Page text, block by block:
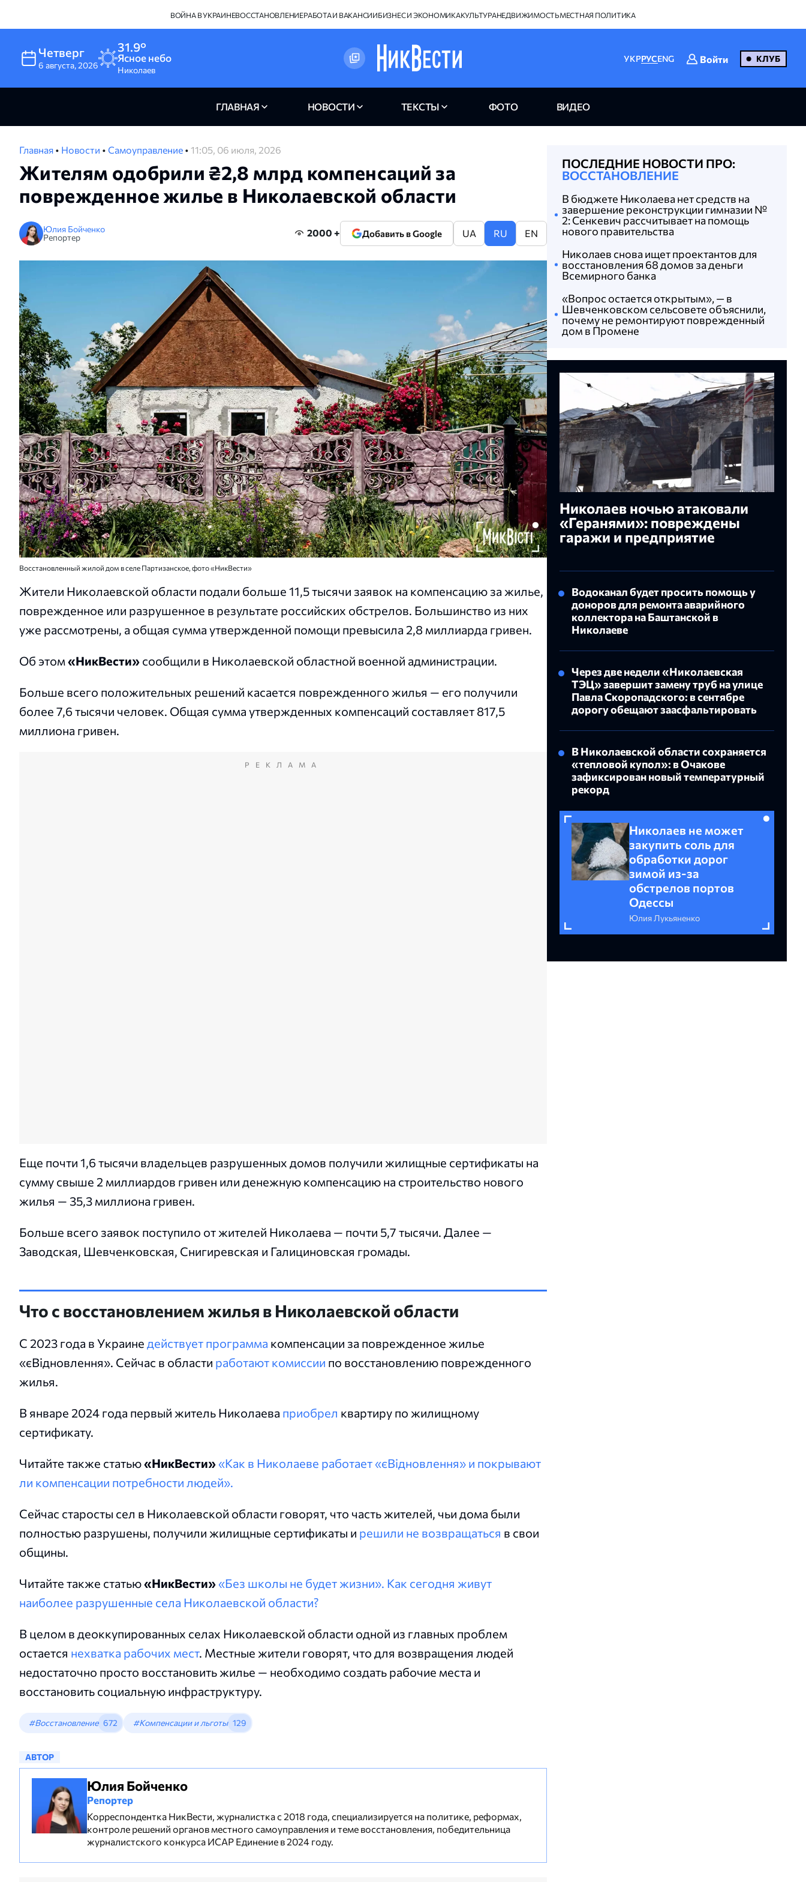
ВОЙНА В УКРАИНЕВОССТАНОВЛЕНИЕРАБОТА И ВАКАНСИИБИЗНЕС И ЭКОНОМИКАКУЛЬТУРАНЕДВИЖИМОСТЬМЕСТНАЯ ПОЛИТИКА
Четверг
6 августа,2026
31.9°
Ясное небо
Николаев
УКРРУСENG Войти КЛУБ
ГЛАВНАЯ НОВОСТИ ТЕКСТЫ ФОТО ВИДЕО
Главная • Новости • Самоуправление • 11:05, 06 июля, 2026
Жителям одобрили ₴2,8 млрд компенсаций за
поврежденное жилье в Николаевской области
Юлия Бойченко
Репортер
2000 + Добавить в Google UA RU EN
Восстановленный жилой дом в селе Партизанское, фото «НикВести»
Жители Николаевской области подали больше 11,5 тысячи заявок на компенсацию за жилье,
поврежденное или разрушенное в результате российских обстрелов. Большинство из них
уже рассмотрены, а общая сумма утвержденной помощи превысила 2,8 миллиарда гривен.
Об этом «НикВести» сообщили в Николаевской областной военной администрации.
Больше всего положительных решений касается поврежденного жилья — его получили
более 7,6 тысячи человек. Общая сумма утвержденных компенсаций составляет 817,5
миллиона гривен.
РЕКЛАМА
Еще почти 1,6 тысячи владельцев разрушенных домов получили жилищные сертификаты на
сумму свыше 2 миллиардов гривен или денежную компенсацию на строительство нового
жилья — 35,3 миллиона гривен.
Больше всего заявок поступило от жителей Николаева — почти 5,7 тысячи. Далее —
Заводская, Шевченковская, Снигиревская и Галициновская громады.
Что с восстановлением жилья в Николаевской области
С 2023 года в Украине действует программа компенсации за поврежденное жилье
«єВідновлення». Сейчас в области работают комиссии по восстановлению поврежденного
жилья.
В январе 2024 года первый житель Николаева приобрел квартиру по жилищному
сертификату.
Читайте также статью«НикВести»«Как в Николаеве работает «єВідновлення» и покрывают
ли компенсации потребности людей».
Сейчас старосты сел в Николаевской области говорят, что часть жителей, чьи дома были
полностью разрушены, получили жилищные сертификаты и решили не возвращаться в свои
общины.
Читайте также статью«НикВести»«Без школы не будет жизни». Как сегодня живут
наиболее разрушенные села Николаевской области?
В целом в деоккупированных селах Николаевской области одной из главных проблем
остается нехватка рабочих мест. Местные жители говорят, что для возвращения людей
недостаточно просто восстановить жилье — необходимо создать рабочие места и
восстановить социальную инфраструктуру.
#Восстановление 672 #Компенсации и льготы 129
АВТОР
Юлия Бойченко
Репортер
Корреспондентка НикВести, журналистка с 2018 года, специализируется на политике, реформах,
контроле решений органов местного самоуправления и теме восстановления, победительница
журналистского конкурса ИСАР Единение в 2024 году.
ПОСЛЕДНИЕ НОВОСТИ ПРО:
ВОССТАНОВЛЕНИЕ
В бюджете Николаева нет средств на
завершение реконструкции гимназии №
2: Сенкевич рассчитывает на помощь
нового правительства
Николаев снова ищет проектантов для
восстановления 68 домов за деньги
Всемирного банка
«Вопрос остается открытым», — в
Шевченковском сельсовете объяснили,
почему не ремонтируют поврежденный
дом в Промене
Николаев ночью атаковали
«Геранями»: повреждены
гаражи и предприятие
Водоканал будет просить помощь у
доноров для ремонта аварийного
коллектора на Баштанской в
Николаеве
Через две недели «Николаевская
ТЭЦ» завершит замену труб на улице
Павла Скоропадского: в сентябре
дорогу обещают заасфальтировать
В Николаевской области сохраняется
«тепловой купол»: в Очакове
зафиксирован новый температурный
рекорд
Николаев не может
закупить соль для
обработки дорог
зимой из-за
обстрелов портов
Одессы
Юлия Лукьяненко